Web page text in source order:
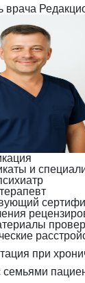
врача
и
при
семьями